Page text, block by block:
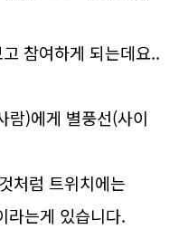
참여하게 되는데요..
)에게 별풍선(사이
처럼 트위치에는
라는게 있습니다.